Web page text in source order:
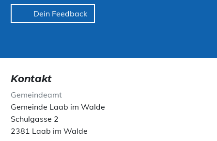
Dein Feedback
Kontakt
Gemeindeamt
Gemeinde Laab im Walde
Schulgasse 2
2381 Laab im Walde